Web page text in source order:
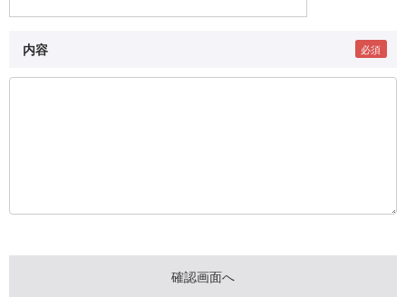
内容